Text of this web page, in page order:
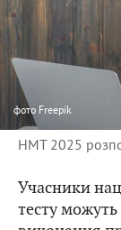
фото Freepik
НМТ 2025
Учасники
тесту